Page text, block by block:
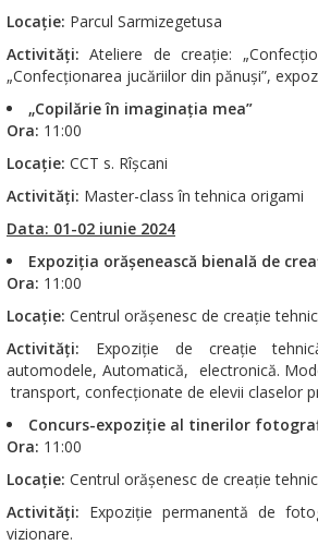
Locație: Parcul Sarmizegetusa
Activități: Ateliere de creație:
„Confecționarea jucăriilor din pănuși”,
„Copilărie în imaginația mea”
Ora: 11:00
Locație: CCT s. Rîșcani
Activități: Master-class în tehnica origami
Data: 01-02 iunie 2024
Expoziția orășenească bienală de
Ora: 11:00
Locație: Centrul orășenesc de creație
Activități: Expoziție de creație
automodele, Automatică, electronică.
transport, confecționate de elevii claselor
Concurs-expoziție al tinerilor
Ora: 11:00
Locație: Centrul orășenesc de creație
Activități: Expoziție permanentă de
vizionare.